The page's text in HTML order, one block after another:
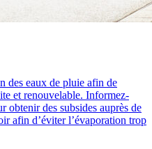
des eaux de pluie afin de
et renouvelable. Informez-
obtenir des subsides auprès de
afin d’éviter l’évaporation trop